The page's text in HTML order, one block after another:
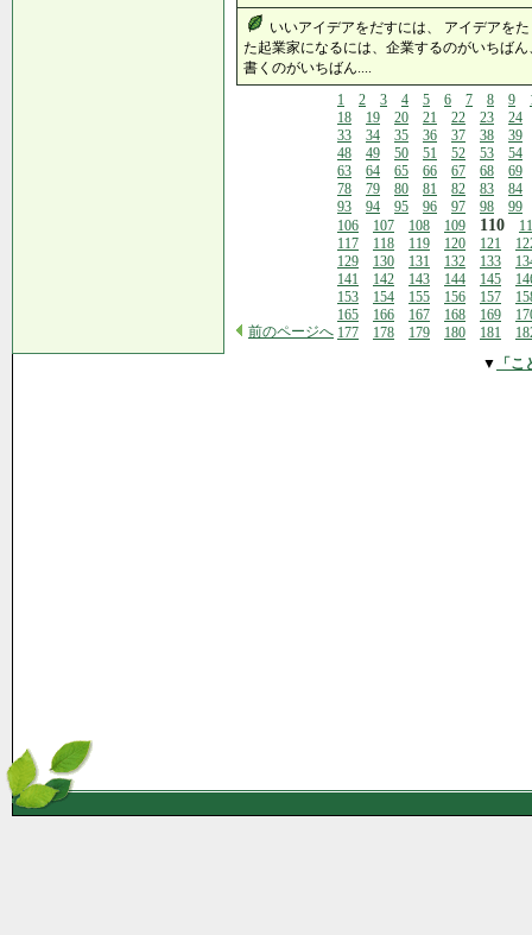
いいアイデアをだすには、 アイデアを
た起業家になるには、企業するのがいちば
書くのがいちばん....
前のページへ
1 2 3 4 5 6 7 8 9
18
19 20 21 22 23
24
33
34 35 36 37 38
39
48
49 50 51 52 53
54
63
64 65 66 67 68
69
78
79 80 81 82 83
84
93
94 95 96 97 98
99
106
107 108 109 110
117
118 119 120 121
129
130 131 132 133
141
142 143 144 145
153
154 155 156 157
165
166 167 168 169
177
178 179 180 181
▼
「